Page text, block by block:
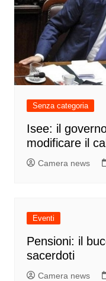
Senza categoria
Isee: il
modificare il
Camera news
Eventi
Pensioni: il
sacerdoti
Camera news